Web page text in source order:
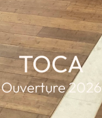
TOCA
Ouverture 2026